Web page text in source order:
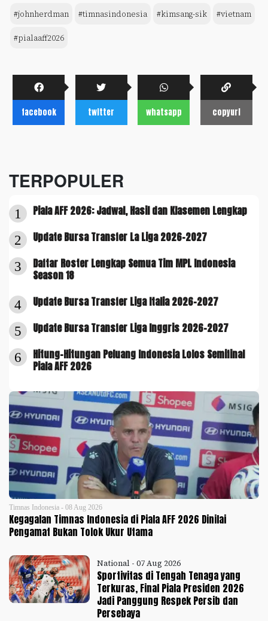
#johnherdman #timnasindonesia #kimsang-sik #vietnam
#pialaaff2026
facebook twitter whatsapp copyurl
TERPOPULER
1 Piala AFF 2026: Jadwal, Hasil dan Klasemen Lengkap
2 Update Bursa Transfer La Liga 2026-2027
3
Daftar Roster Lengkap Semua Tim MPL Indonesia
Season 18
4 Update Bursa Transfer Liga Italia 2026-2027
5 Update Bursa Transfer Liga Inggris 2026-2027
6
Hitung-Hitungan Peluang Indonesia Lolos Semifinal
Piala AFF 2026
Timnas Indonesia - 08 Aug 2026
Kegagalan Timnas Indonesia di Piala AFF 2026 Dinilai
Pengamat Bukan Tolok Ukur Utama
National - 07 Aug 2026
Sportivitas di Tengah Tenaga yang
Terkuras, Final Piala Presiden 2026
Jadi Panggung Respek Persib dan
Persebaya